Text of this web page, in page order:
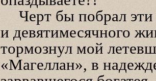
Черт бы побрал
и девятимесячного
тормознул мой
«Магеллан», в